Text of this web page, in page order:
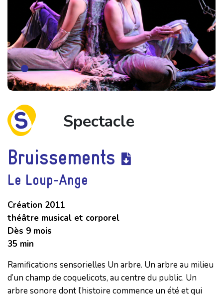
Spectacle
Bruissements
Le Loup-Ange
Création 2011
théâtre musical et corporel
Dès 9 mois
35 min
Ramifications sensorielles Un arbre. Un arbre au milieu
d’un champ de coquelicots, au centre du public. Un
arbre sonore dont l’histoire commence un été et qui